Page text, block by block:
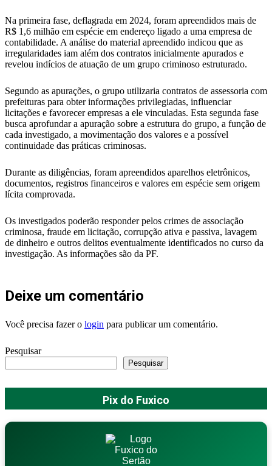
Na primeira fase, deflagrada em 2024, foram apreendidos mais de
R$ 1,6 milhão em espécie em endereço ligado a uma empresa de
contabilidade. A análise do material apreendido indicou que as
irregularidades iam além dos contratos inicialmente apurados e
revelou indícios de atuação de um grupo criminoso estruturado.
Segundo as apurações, o grupo utilizaria contratos de assessoria com
prefeituras para obter informações privilegiadas, influenciar
licitações e favorecer empresas a ele vinculadas. Esta segunda fase
busca aprofundar a apuração sobre a estrutura do grupo, a função de
cada investigado, a movimentação dos valores e a possível
continuidade das práticas criminosas.
Durante as diligências, foram apreendidos aparelhos eletrônicos,
documentos, registros financeiros e valores em espécie sem origem
lícita comprovada.
Os investigados poderão responder pelos crimes de associação
criminosa, fraude em licitação, corrupção ativa e passiva, lavagem
de dinheiro e outros delitos eventualmente identificados no curso da
investigação. As informações são da PF.
Deixe um comentário
Você precisa fazer o login para publicar um comentário.
Pesquisar
Pesquisar
Pix do Fuxico